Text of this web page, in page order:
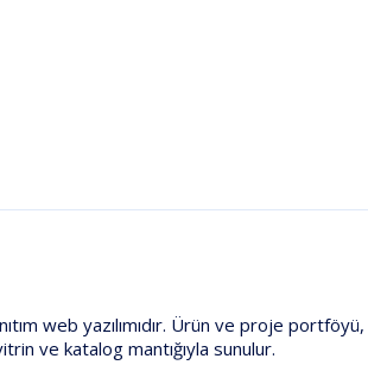
web yazılımıdır. Ürün ve proje portföyü,
ve katalog mantığıyla sunulur.